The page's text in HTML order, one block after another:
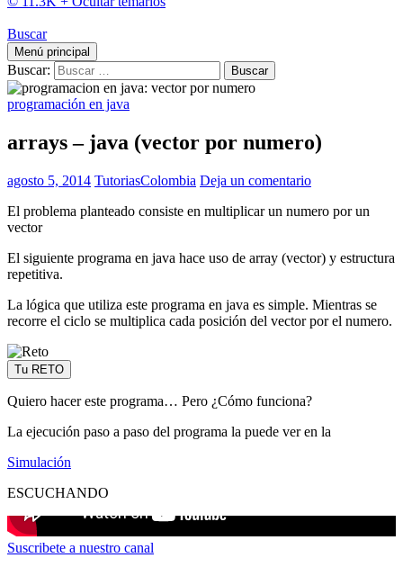
Buscar
Menú principal
Buscar:
programación en java
arrays – java (vector por numero)
agosto 5, 2014 TutoriasColombia Deja un comentario
El problema planteado consiste en multiplicar un numero por un
vector
El siguiente programa en java hace uso de array (vector) y estructura
repetitiva.
La lógica que utiliza este programa en java es simple. Mientras se
recorre el ciclo se multiplica cada posición del vector por el numero.
Tu RETO
Quiero hacer este programa… Pero ¿Cómo funciona?
La ejecución paso a paso del programa la puede ver en la
Simulación
ESCUCHANDO
Suscribete a nuestro canal